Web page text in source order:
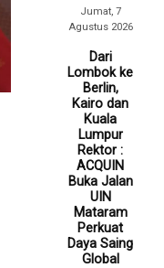
Jumat, 7
Agustus 2026
Dari
Lombok ke
Berlin,
Kairo dan
Kuala
Lumpur
Rektor :
ACQUIN
Buka Jalan
UIN
Mataram
Perkuat
Daya Saing
Global